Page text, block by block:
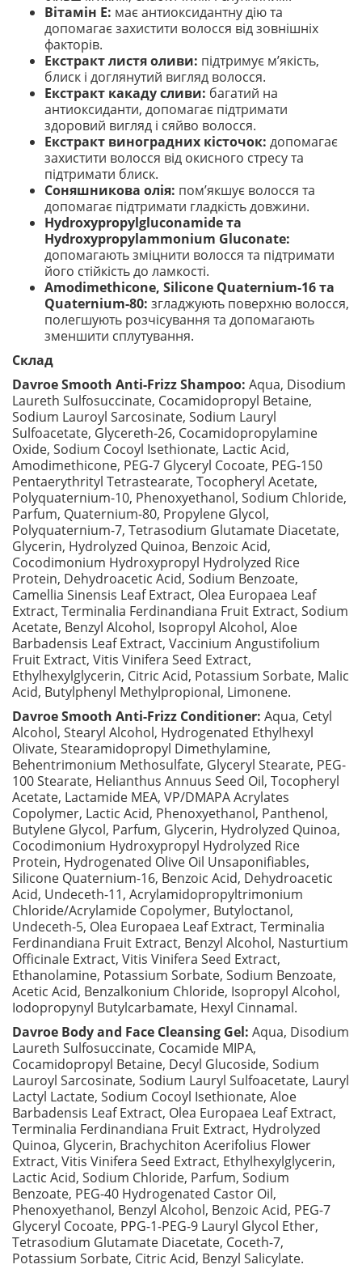
Вітамін E: має антиоксидантну дію та
допомагає захистити волосся від зовнішніх
факторів.
Екстракт листя оливи: підтримує м’якість,
блиск і доглянутий вигляд волосся.
Екстракт какаду сливи: багатий на
антиоксиданти, допомагає підтримати
здоровий вигляд і сяйво волосся.
Екстракт виноградних кісточок: допомагає
захистити волосся від окисного стресу та
підтримати блиск.
Соняшникова олія: пом’якшує волосся та
допомагає підтримати гладкість довжини.
Hydroxypropylgluconamide та
Hydroxypropylammonium Gluconate:
допомагають зміцнити волосся та підтримати
його стійкість до ламкості.
Amodimethicone, Silicone Quaternium-16 та
Quaternium-80: згладжують поверхню волосся,
полегшують розчісування та допомагають
зменшити сплутування.
Склад
Davroe Smooth Anti-Frizz Shampoo: Aqua, Disodium
Laureth Sulfosuccinate, Cocamidopropyl Betaine,
Sodium Lauroyl Sarcosinate, Sodium Lauryl
Sulfoacetate, Glycereth-26, Cocamidopropylamine
Oxide, Sodium Cocoyl Isethionate, Lactic Acid,
Amodimethicone, PEG-7 Glyceryl Cocoate, PEG-150
Pentaerythrityl Tetrastearate, Tocopheryl Acetate,
Polyquaternium-10, Phenoxyethanol, Sodium Chloride,
Parfum, Quaternium-80, Propylene Glycol,
Polyquaternium-7, Tetrasodium Glutamate Diacetate,
Glycerin, Hydrolyzed Quinoa, Benzoic Acid,
Cocodimonium Hydroxypropyl Hydrolyzed Rice
Protein, Dehydroacetic Acid, Sodium Benzoate,
Camellia Sinensis Leaf Extract, Olea Europaea Leaf
Extract, Terminalia Ferdinandiana Fruit Extract, Sodium
Acetate, Benzyl Alcohol, Isopropyl Alcohol, Aloe
Barbadensis Leaf Extract, Vaccinium Angustifolium
Fruit Extract, Vitis Vinifera Seed Extract,
Ethylhexylglycerin, Citric Acid, Potassium Sorbate, Malic
Acid, Butylphenyl Methylpropional, Limonene.
Davroe Smooth Anti-Frizz Conditioner: Aqua, Cetyl
Alcohol, Stearyl Alcohol, Hydrogenated Ethylhexyl
Olivate, Stearamidopropyl Dimethylamine,
Behentrimonium Methosulfate, Glyceryl Stearate, PEG-
100 Stearate, Helianthus Annuus Seed Oil, Tocopheryl
Acetate, Lactamide MEA, VP/DMAPA Acrylates
Copolymer, Lactic Acid, Phenoxyethanol, Panthenol,
Butylene Glycol, Parfum, Glycerin, Hydrolyzed Quinoa,
Cocodimonium Hydroxypropyl Hydrolyzed Rice
Protein, Hydrogenated Olive Oil Unsaponifiables,
Silicone Quaternium-16, Benzoic Acid, Dehydroacetic
Acid, Undeceth-11, Acrylamidopropyltrimonium
Chloride/Acrylamide Copolymer, Butyloctanol,
Undeceth-5, Olea Europaea Leaf Extract, Terminalia
Ferdinandiana Fruit Extract, Benzyl Alcohol, Nasturtium
Officinale Extract, Vitis Vinifera Seed Extract,
Ethanolamine, Potassium Sorbate, Sodium Benzoate,
Acetic Acid, Benzalkonium Chloride, Isopropyl Alcohol,
Iodopropynyl Butylcarbamate, Hexyl Cinnamal.
Davroe Body and Face Cleansing Gel: Aqua, Disodium
Laureth Sulfosuccinate, Cocamide MIPA,
Cocamidopropyl Betaine, Decyl Glucoside, Sodium
Lauroyl Sarcosinate, Sodium Lauryl Sulfoacetate, Lauryl
Lactyl Lactate, Sodium Cocoyl Isethionate, Aloe
Barbadensis Leaf Extract, Olea Europaea Leaf Extract,
Terminalia Ferdinandiana Fruit Extract, Hydrolyzed
Quinoa, Glycerin, Brachychiton Acerifolius Flower
Extract, Vitis Vinifera Seed Extract, Ethylhexylglycerin,
Lactic Acid, Sodium Chloride, Parfum, Sodium
Benzoate, PEG-40 Hydrogenated Castor Oil,
Phenoxyethanol, Benzyl Alcohol, Benzoic Acid, PEG-7
Glyceryl Cocoate, PPG-1-PEG-9 Lauryl Glycol Ether,
Tetrasodium Glutamate Diacetate, Coceth-7,
Potassium Sorbate, Citric Acid, Benzyl Salicylate.